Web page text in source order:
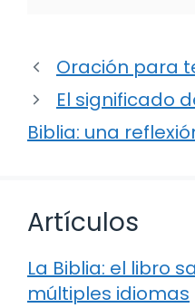
Oración para
El significado
Biblia: una
Artículos
La Biblia: el libro
múltiples idiomas